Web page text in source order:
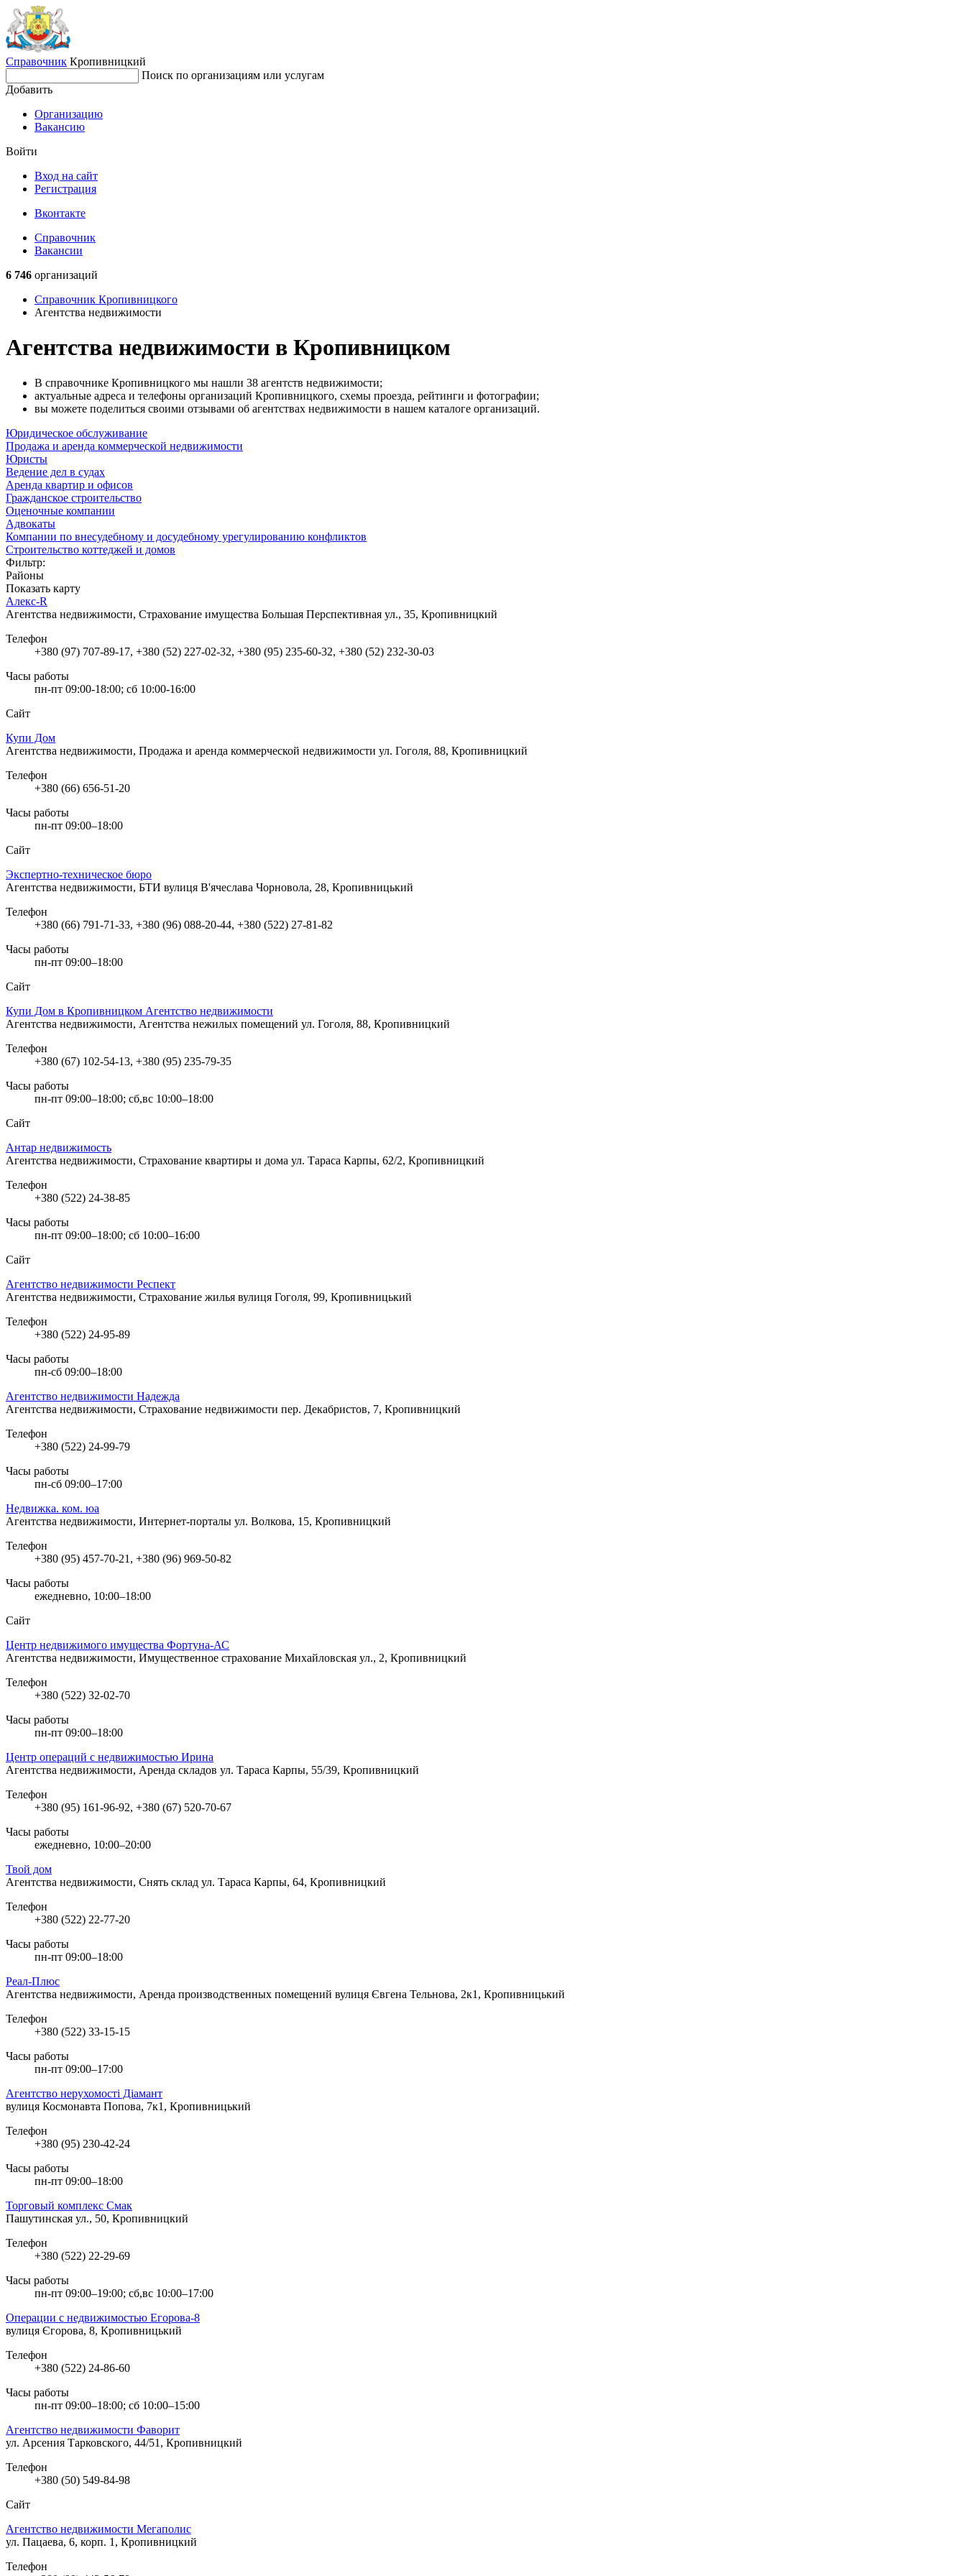
Справочник Кропивницкий
Поиск по организациям или услугам
Добавить
Организацию
Вакансию
Войти
Вход на сайт
Регистрация
Вконтакте
Справочник
Вакансии
6 746 организаций
Справочник Кропивницкого
Агентства недвижимости
Агентства недвижимости в Кропивницком
В справочнике Кропивницкого мы нашли 38 агентств недвижимости;
актуальные адреса и телефоны организаций Кропивницкого, схемы проезда, рейтинги и фотографии;
вы можете поделиться своими отзывами об агентствах недвижимости в нашем каталоге организаций.
Юридическое обслуживание
Продажа и аренда коммерческой недвижимости
Юристы
Ведение дел в судах
Аренда квартир и офисов
Гражданское строительство
Оценочные компании
Адвокаты
Компании по внесудебному и досудебному урегулированию конфликтов
Строительство коттеджей и домов
Фильтр:
Районы
Показать карту
Алекс-R
Агентства недвижимости, Страхование имущества Большая Перспективная ул., 35, Кропивницкий
Телефон
+380 (97) 707-89-17, +380 (52) 227-02-32, +380 (95) 235-60-32, +380 (52) 232-30-03
Часы работы
пн-пт 09:00-18:00; сб 10:00-16:00
Сайт
Купи Дом
Агентства недвижимости, Продажа и аренда коммерческой недвижимости ул. Гоголя, 88, Кропивницкий
Телефон
+380 (66) 656-51-20
Часы работы
пн-пт 09:00–18:00
Сайт
Экспертно-техническое бюро
Агентства недвижимости, БТИ вулиця В'ячеслава Чорновола, 28, Кропивницький
Телефон
+380 (66) 791-71-33, +380 (96) 088-20-44, +380 (522) 27-81-82
Часы работы
пн-пт 09:00–18:00
Сайт
Купи Дом в Кропивницком Агентство недвижимости
Агентства недвижимости, Агентства нежилых помещений ул. Гоголя, 88, Кропивницкий
Телефон
+380 (67) 102-54-13, +380 (95) 235-79-35
Часы работы
пн-пт 09:00–18:00; сб,вс 10:00–18:00
Сайт
Антар недвижимость
Агентства недвижимости, Страхование квартиры и дома ул. Тараса Карпы, 62/2, Кропивницкий
Телефон
+380 (522) 24-38-85
Часы работы
пн-пт 09:00–18:00; сб 10:00–16:00
Сайт
Агентство недвижимости Респект
Агентства недвижимости, Страхование жилья вулиця Гоголя, 99, Кропивницький
Телефон
+380 (522) 24-95-89
Часы работы
пн-сб 09:00–18:00
Агентство недвижимости Надежда
Агентства недвижимости, Страхование недвижимости пер. Декабристов, 7, Кропивницкий
Телефон
+380 (522) 24-99-79
Часы работы
пн-сб 09:00–17:00
Недвижка. ком. юа
Агентства недвижимости, Интернет-порталы ул. Волкова, 15, Кропивницкий
Телефон
+380 (95) 457-70-21, +380 (96) 969-50-82
Часы работы
ежедневно, 10:00–18:00
Сайт
Центр недвижимого имущества Фортуна-АС
Агентства недвижимости, Имущественное страхование Михайловская ул., 2, Кропивницкий
Телефон
+380 (522) 32-02-70
Часы работы
пн-пт 09:00–18:00
Центр операций с недвижимостью Ирина
Агентства недвижимости, Аренда складов ул. Тараса Карпы, 55/39, Кропивницкий
Телефон
+380 (95) 161-96-92, +380 (67) 520-70-67
Часы работы
ежедневно, 10:00–20:00
Твой дом
Агентства недвижимости, Снять склад ул. Тараса Карпы, 64, Кропивницкий
Телефон
+380 (522) 22-77-20
Часы работы
пн-пт 09:00–18:00
Реал-Плюс
Агентства недвижимости, Аренда производственных помещений вулиця Євгена Тельнова, 2к1, Кропивницький
Телефон
+380 (522) 33-15-15
Часы работы
пн-пт 09:00–17:00
Агентство нерухомості Діамант
вулиця Космонавта Попова, 7к1, Кропивницький
Телефон
+380 (95) 230-42-24
Часы работы
пн-пт 09:00–18:00
Торговый комплекс Смак
Пашутинская ул., 50, Кропивницкий
Телефон
+380 (522) 22-29-69
Часы работы
пн-пт 09:00–19:00; сб,вс 10:00–17:00
Операции с недвижимостью Егорова-8
вулиця Єгорова, 8, Кропивницький
Телефон
+380 (522) 24-86-60
Часы работы
пн-пт 09:00–18:00; сб 10:00–15:00
Агентство недвижимости Фаворит
ул. Арсения Тарковского, 44/51, Кропивницкий
Телефон
+380 (50) 549-84-98
Сайт
Агентство недвижимости Мегаполис
ул. Пацаева, 6, корп. 1, Кропивницкий
Телефон